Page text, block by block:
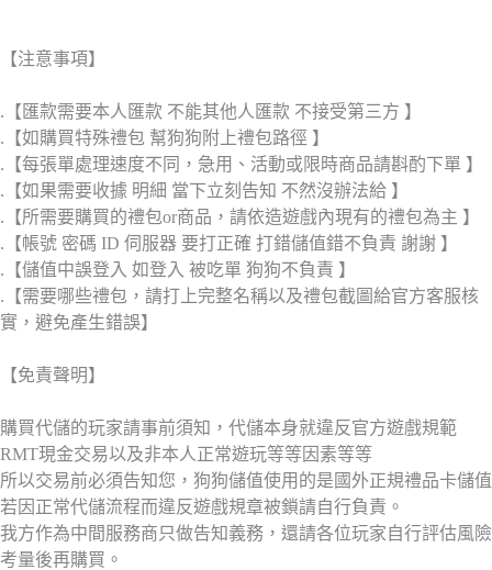
【注意事項】
.【匯款需要本人匯款 不能其他人匯款 不接受第三方 】
.【如購買特殊禮包 幫狗狗附上禮包路徑 】
.【每張單處理速度不同，急用、活動或限時商品請斟酌下單 】
.【如果需要收據 明細 當下立刻告知 不然沒辦法給 】
.【所需要購買的禮包or商品，請依造遊戲內現有的禮包為主 】
.【帳號 密碼 ID 伺服器 要打正確 打錯儲值錯不負責 謝謝 】
.【儲值中誤登入 如登入 被吃單 狗狗不負責 】
.【需要哪些禮包，請打上完整名稱以及禮包截圖給官方客服核
實，避免產生錯誤】
【免責聲明】
購買代儲的玩家請事前須知，代儲本身就違反官方遊戲規範
RMT現金交易以及非本人正常遊玩等等因素等等
所以交易前必須告知您，狗狗儲值使用的是國外正規禮品卡儲值
若因正常代儲流程而違反遊戲規章被鎖請自行負責。
我方作為中間服務商只做告知義務，還請各位玩家自行評估風險
考量後再購買。